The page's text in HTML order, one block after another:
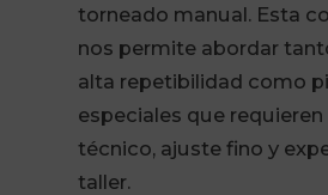
torneado manual. Esta
nos permite abordar
alta repetibilidad como
especiales que
técnico, ajuste fino y
taller.